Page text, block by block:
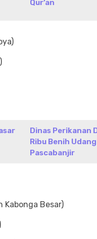
Qur’an
Dinas Perikanan
Ribu Benih
Pascabanjir
Kabonga Besar)